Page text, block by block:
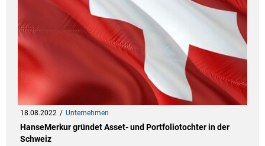
18.08.2022 Unternehmen
HanseMerkur gründet Asset- und Portfoliotochter in der
Schweiz